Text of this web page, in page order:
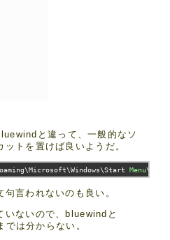
と違って、一般的なソ
トを置けば良いようだ。
Menu
言われないのも良い。
いないので、bluewindと
では分からない。